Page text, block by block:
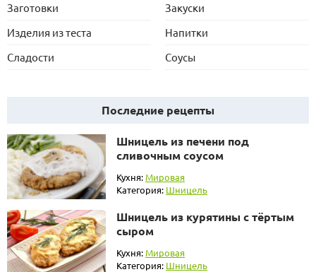
Заготовки
Закуски
Изделия из теста
Напитки
Сладости
Соусы
Последние рецепты
Шницель из печени под
сливочным соусом
Кухня: Мировая
Категория: Шницель
Шницель из курятины с тёртым
сыром
Кухня: Мировая
Категория: Шницель